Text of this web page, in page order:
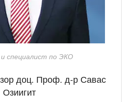
специалист по ЭКО
доц. Проф. д-р Савас
Озиигит